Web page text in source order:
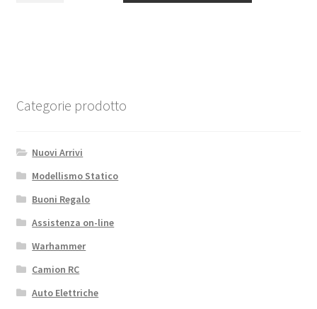
V2
quantità
Categorie prodotto
Nuovi Arrivi
Modellismo Statico
Buoni Regalo
Assistenza on-line
Warhammer
Camion RC
Auto Elettriche